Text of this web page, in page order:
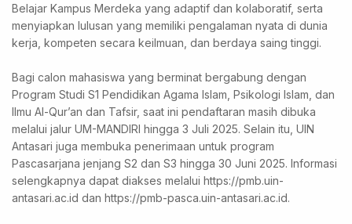
Belajar Kampus Merdeka yang adaptif dan kolaboratif, serta
menyiapkan lulusan yang memiliki pengalaman nyata di dunia
kerja, kompeten secara keilmuan, dan berdaya saing tinggi.
Bagi calon mahasiswa yang berminat bergabung dengan
Program Studi S1 Pendidikan Agama Islam, Psikologi Islam, dan
Ilmu Al-Qur’an dan Tafsir, saat ini pendaftaran masih dibuka
melalui jalur UM-MANDIRI hingga 3 Juli 2025. Selain itu, UIN
Antasari juga membuka penerimaan untuk program
Pascasarjana jenjang S2 dan S3 hingga 30 Juni 2025. Informasi
selengkapnya dapat diakses melalui https://pmb.uin-
antasari.ac.id dan https://pmb-pasca.uin-antasari.ac.id.